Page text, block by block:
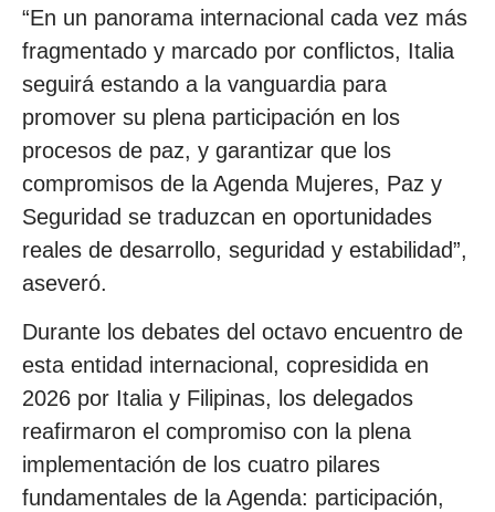
“En un panorama internacional cada vez más
fragmentado y marcado por conflictos, Italia
seguirá estando a la vanguardia para
promover su plena participación en los
procesos de paz, y garantizar que los
compromisos de la Agenda Mujeres, Paz y
Seguridad se traduzcan en oportunidades
reales de desarrollo, seguridad y estabilidad”,
aseveró.
Durante los debates del octavo encuentro de
esta entidad internacional, copresidida en
2026 por Italia y Filipinas, los delegados
reafirmaron el compromiso con la plena
implementación de los cuatro pilares
fundamentales de la Agenda: participación,